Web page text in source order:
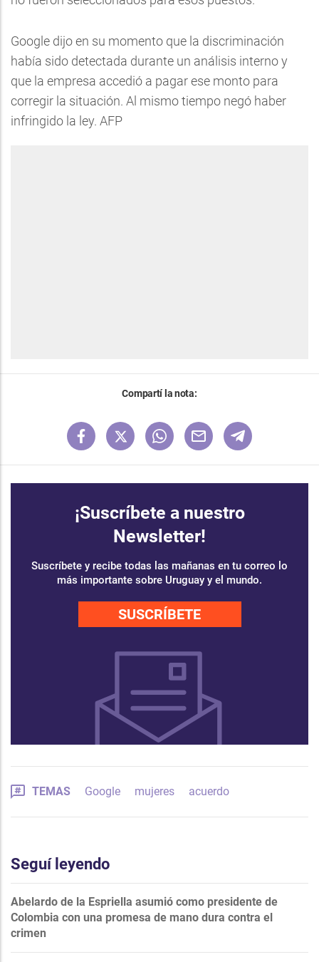
Google dijo en su momento que la discriminación
había sido detectada durante un análisis interno y
que la empresa accedió a pagar ese monto para
corregir la situación. Al mismo tiempo negó haber
infringido la ley. AFP
Compartí la nota:
¡Suscríbete a nuestro
Newsletter!
Suscríbete y recibe todas las mañanas en tu correo lo
más importante sobre Uruguay y el mundo.
SUSCRÍBETE
TEMAS Google mujeres acuerdo
Seguí leyendo
Abelardo de la Espriella asumió como presidente de
Colombia con una promesa de mano dura contra el
crimen